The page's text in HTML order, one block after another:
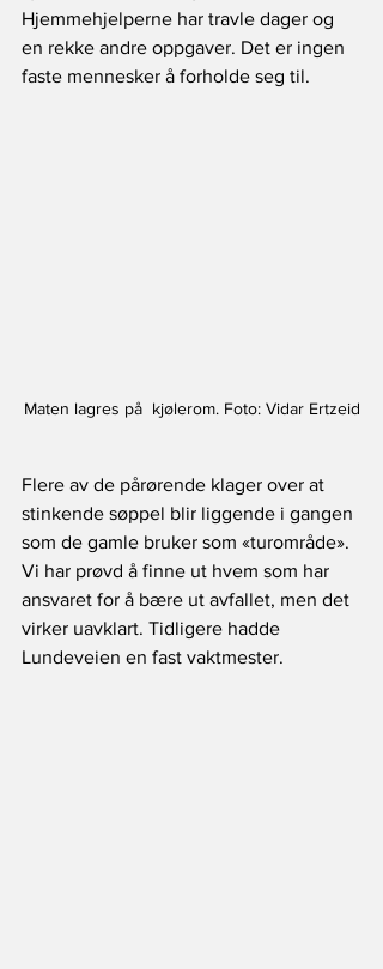
Hjemmehjelperne har travle dager og
en rekke andre oppgaver. Det er ingen
faste mennesker å forholde seg til.
Maten lagres på  kjølerom. Foto: Vidar Ertzeid
Flere av de pårørende klager over at
stinkende søppel blir liggende i gangen
som de gamle bruker som «turområde».
Vi har prøvd å finne ut hvem som har
ansvaret for å bære ut avfallet, men det
virker uavklart. Tidligere hadde
Lundeveien en fast vaktmester.